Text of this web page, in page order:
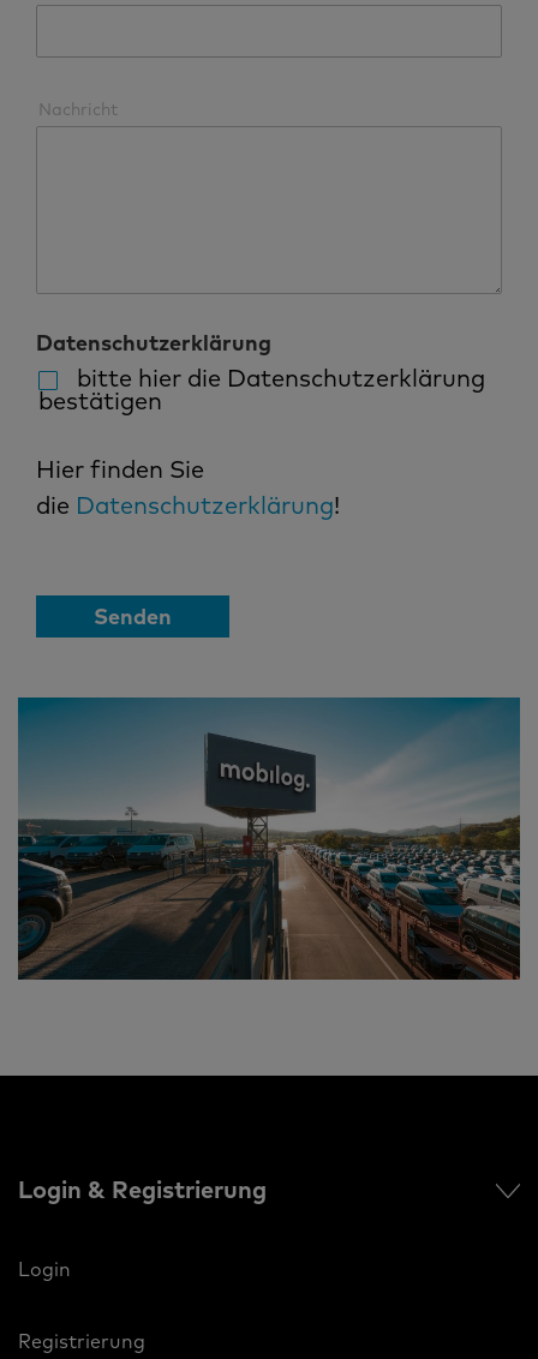
Nachricht
Datenschutzerklärung
bitte hier die Datenschutzerklärung
bestätigen
Hier finden Sie
die Datenschutzerklärung!
Senden
Login & Registrierung
Login
Registrierung